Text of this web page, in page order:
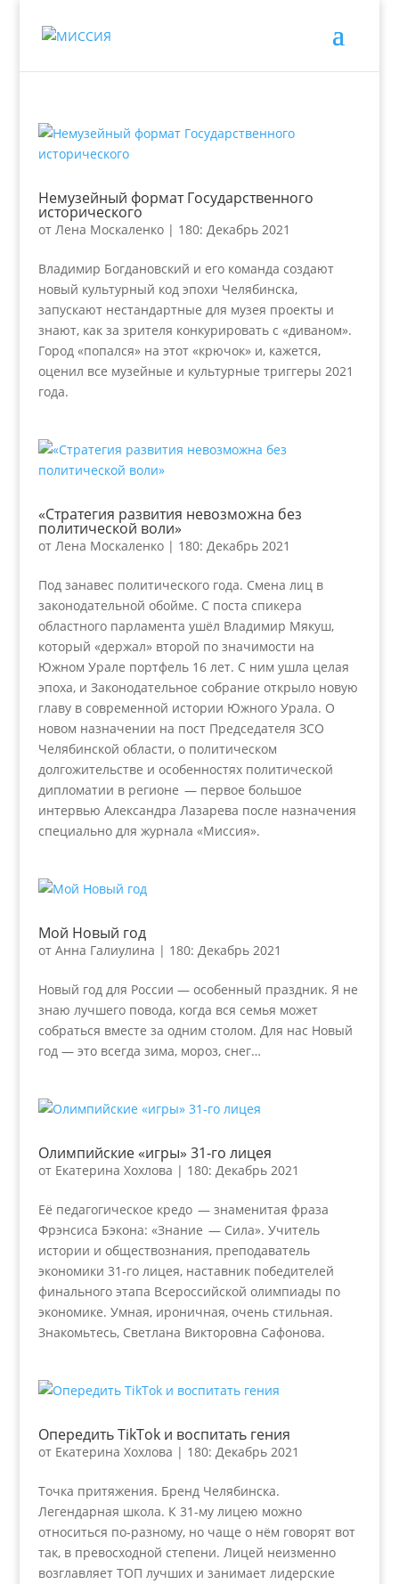
Немузейный формат Государственного
исторического
от Лена Москаленко| 180: Декабрь 2021
Владимир Богдановский и его команда создают
новый культурный код эпохи Челябинска,
запускают нестандартные для музея проекты и
знают, как за зрителя конкурировать с «диваном».
Город «попался» на этот «крючок» и, кажется,
оценил все музейные и культурные триггеры 2021
года.
«Стратегия развития невозможна без
политической воли»
от Лена Москаленко| 180: Декабрь 2021
Под занавес политического года. Смена лиц в
законодательной обойме. С поста спикера
областного парламента ушёл Владимир Мякуш,
который «держал» второй по значимости на
Южном Урале портфель 16 лет. С ним ушла целая
эпоха, и Законодательное собрание открыло новую
главу в современной истории Южного Урала. О
новом назначении на пост Председателя ЗСО
Челябинской области, о политическом
долгожительстве и особенностях политической
дипломатии в регионе — первое большое
интервью Александра Лазарева после назначения
специально для журнала «Миссия».
Мой Новый год
от Анна Галиулина | 180: Декабрь 2021
Новый год для России — особенный праздник. Я не
знаю лучшего повода, когда вся семья может
собраться вместе за одним столом. Для нас Новый
год — это всегда зима, мороз, снег…
Олимпийские «игры» 31-го лицея
от Екатерина Хохлова | 180: Декабрь 2021
Её педагогическое кредо — знаменитая фраза
Фрэнсиса Бэкона: «Знание — Сила». Учитель
истории и обществознания, преподаватель
экономики 31-го лицея, наставник победителей
финального этапа Всероссийской олимпиады по
экономике. Умная, ироничная, очень стильная.
Знакомьтесь, Светлана Викторовна Сафонова.
Опередить TikTok и воспитать гения
от Екатерина Хохлова | 180: Декабрь 2021
Точка притяжения. Бренд Челябинска.
Легендарная школа. К 31-му лицею можно
относиться по-разному, но чаще о нём говорят вот
так, в превосходной степени. Лицей неизменно
возглавляет ТОП лучших и занимает лидерские